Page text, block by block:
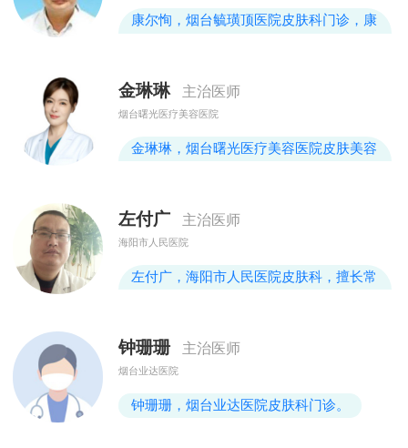
康尔恂，烟台毓璜顶医院皮肤科门诊，康
大学医学博士，烟台市皮肤科学科带头
人，山东省医学会变态反应分会委员、山
东省医学会激光分会委员。硕士研究生导
国家“
金琳琳 主治医师
烟台曙光医疗美容医院
金琳琳，烟台曙光医疗美容医院皮肤美容
北京八大处整形医院、辽宁省人民医院，
汲取了丰厚了医学理论知识与面部综合性
年轻化治疗临床经验，钻研出符合时代审
左付广 主治医师
海阳市人民医院
左付广，海阳市人民医院皮肤科，擅长常
疹，白癜风、尖锐湿疣等疾病治疗有专
长。
钟珊珊 主治医师
烟台业达医院
钟珊珊，烟台业达医院皮肤科门诊。